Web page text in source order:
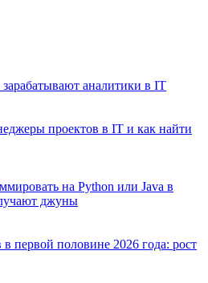
аналитики в IT
проектов в IT и как найти
на Python или Java в
джуны
первой половине 2026 года: рост